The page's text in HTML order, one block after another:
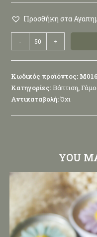
Προσθήκη στα
- +
Κωδικός προϊόντος: Μ016
Κατηγορίες:Βάπτιση,
Αντικαταβολή:Όχι
YOU